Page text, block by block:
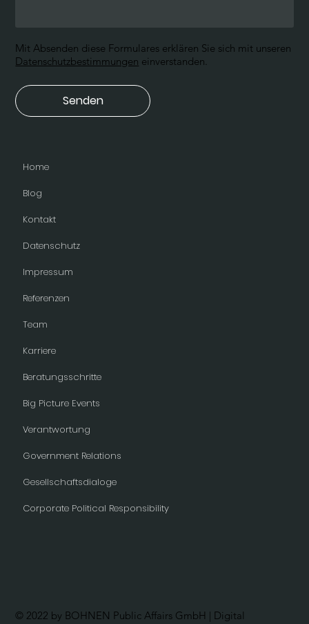
Referenzen
Team
Karriere
Beratungsschritte
Big Picture Events
Verantwortung
Home
Blog
Kontakt
Datenschutz
Impressum
Government Relations
Gesellschaftsdialoge
Corporate Political Responsibility
Senden
Mit Absenden diese Formulares erklären Sie sich mit unseren
Datenschutzbestimmungen einverstanden.
© 2022 by BOHNEN Public Affairs GmbH | Digital